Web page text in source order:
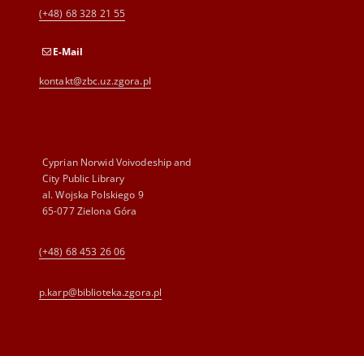
(+48) 68 328 21 55
E-Mail
kontakt@zbc.uz.zgora.pl
Cyprian Norwid Voivodeship and
City Public Library
al. Wojska Polskiego 9
65-077 Zielona Góra
(+48) 68 453 26 06
p.karp@biblioteka.zgora.pl